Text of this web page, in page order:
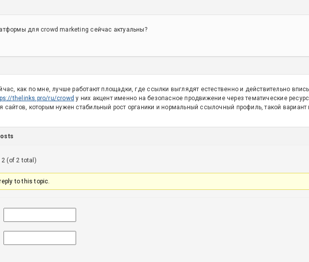
для crowd marketing сейчас актуальны?
как по мне, лучше работают площадки, где ссылки выглядят естественно и действительно
thelinks.pro/ru/crowd у них акцент именно на безопасное продвижение через тематические
сайтов, которым нужен стабильный рост органики и нормальный ссылочный профиль, такой вариант
(of 2 total)
to this topic.